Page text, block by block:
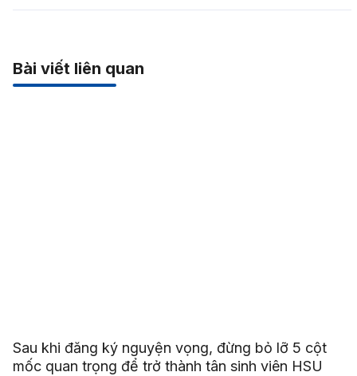
Bài viết liên quan
Sau khi đăng ký nguyện vọng, đừng bỏ lỡ 5 cột
mốc quan trọng để trở thành tân sinh viên HSU